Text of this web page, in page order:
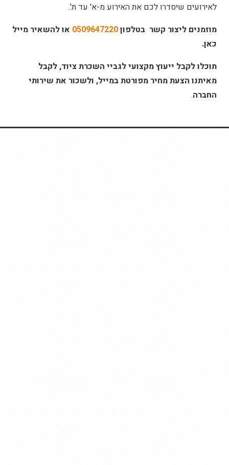
לאירועים שיסדרו לכם את האירוע מ-א' עד ת'.
מוזמנים ליצור קשר בטלפון0509647220 או להשאיר מייל
כאן.
תוכלו לקבל ייעוץ מקצועי לגביי השכרת ציוד, לקבל
מאיתנו הצעת מחיר מפורטת במייל, ולשכור את שירותי
החברה.